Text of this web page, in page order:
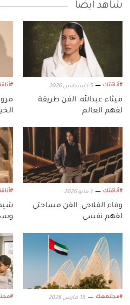
شاهد أيضاً
#أناقتك 5 أغسطس 2026
ميثاء عبدالله: الفن طريقة
لفهم العالم
#أناقتك 1 مايو 2026
وفاء الفلاحي: الفن مساحتي
لفهم نفسي
#مجتمعك 15 مارس 2026